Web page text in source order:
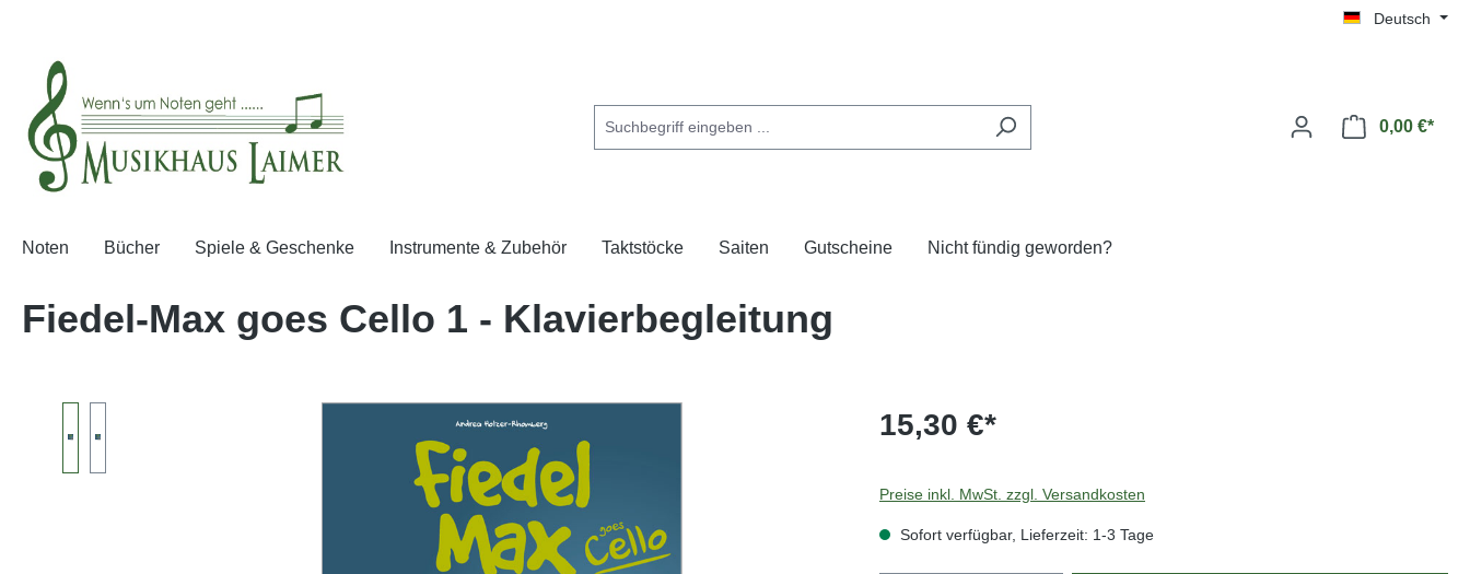
Deutsch
0,00 €*
Noten Bücher Spiele & Geschenke Instrumente & Zubehör Taktstöcke Saiten Gutscheine Nicht fündig geworden?
Fiedel-Max goes Cello 1 - Klavierbegleitung
15,30 €*
Preise inkl. MwSt. zzgl. Versandkosten
Sofort verfügbar, Lieferzeit: 1-3 Tage